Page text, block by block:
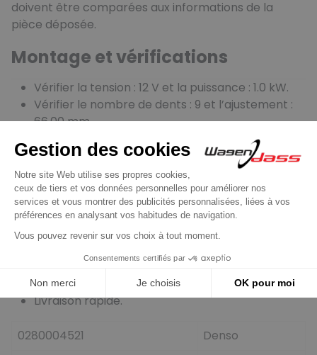
doivent être comparées aux informations de la
pièce déposée.
Montage et vérifications
Vérifier la tension : 12 V et la puissance : 1.0 kW.
Vérifier le nombre de dents : 9 et l’ajustement :
66.00 mm.
Vérifier le nombre de trous de fixation : 2 (0).
Vérifier la connectique B+ : M8.
Vérifier le sens de rotation : horaire.
Garantie, livraison et retours
Produit neuf.
Garantie : 2 ans.
Livraison rapide.
0280004521
Denso